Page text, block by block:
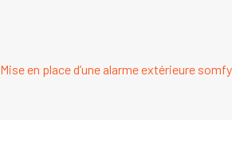
Mise en place d’une alarme extérieure